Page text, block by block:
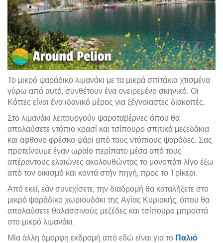
Το μικρό ψαράδικο λιμανάκι με τα μικρά σπιτάκια χτισμένα
γύρω από αυτό, συνθέτουν ένα ονειρεμένο σκηνικό. Οι
Κόττες είναι ένα ιδανικό μέρος για ξέγνοιαστες διακοπές.
Στο λιμανάκι λειτουργούν ψαροταβέρνες όπου θα
απολαύσετε ντόπιο κρασί και τσίπουρο σπιτικά μεζεδάκια
και αφθονο φρέσκο ψάρι από τους ντόπιους ψαράδες. Σας
προτείνουμε έναν ωραίο περίπατο μέσα από τους
απέραντους ελαιώνες ακολουθώντας το μονοπάτι λίγο έξω
από τον οικισμό και κοντά στήν πηγή, προς το Τρίκερι.
Από εκεί, εάν συνεχίσετε, την διαδρομή θα καταλήξετε στο
μικρό ψαράδικο χωριουδάκι της Αγίας Κυριακής, όπου θα
απολαύσετε θαλασσινούς μεζέδες και τσίπουρο μπροστά
στο μικρό λιμανάκι.
Μία άλλη όμορφη εκδρομή από εδώ είναι για το Παλιό